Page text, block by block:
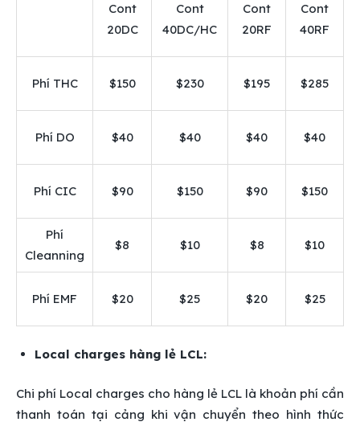
Cont
20DC
Cont
40DC/HC
Cont
20RF
Cont
40RF
Phí THC $150 $230 $195 $285
Phí DO $40 $40 $40 $40
Phí CIC $90 $150 $90 $150
Phí
Cleanning
$8 $10 $8 $10
Phí EMF $20 $25 $20 $25
Local charges hàng lẻ LCL:
Chi phí Local charges cho hàng lẻ LCL là khoản phí cần
thanh toán tại cảng khi vận chuyển theo hình thức